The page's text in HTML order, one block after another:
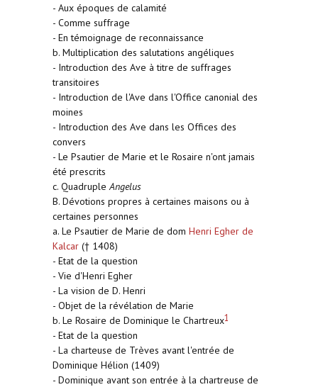
- Aux époques de calamité
- Comme suffrage
- En témoignage de reconnaissance
b. Multiplication des salutations angéliques
- Introduction des Ave à titre de suffrages
transitoires
- Introduction de l'Ave dans l'Office canonial des
moines
- Introduction des Ave dans les Offices des
convers
- Le Psautier de Marie et le Rosaire n'ont jamais
été prescrits
c. QuadrupleAngelus
B. Dévotions propres à certaines maisons ou à
certaines personnes
a. Le Psautier de Marie de dom Henri Egher de
Kalcar († 1408)
- Etat de la question
- Vie d'Henri Egher
- La vision de D. Henri
- Objet de la révélation de Marie
b. Le Rosaire de Dominique le Chartreux1
- Etat de la question
- La charteuse de Trèves avant l'entrée de
Dominique Hélion (1409)
- Dominique avant son entrée à la chartreuse de